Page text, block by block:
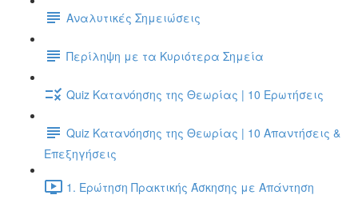
Αναλυτικές Σημειώσεις
Περίληψη με τα Κυριότερα Σημεία
Quiz Κατανόησης της Θεωρίας | 10 Ερωτήσεις
Quiz Κατανόησης της Θεωρίας | 10 Απαντήσεις &
Επεξηγήσεις
1. Ερώτηση Πρακτικής Άσκησης με Απάντηση